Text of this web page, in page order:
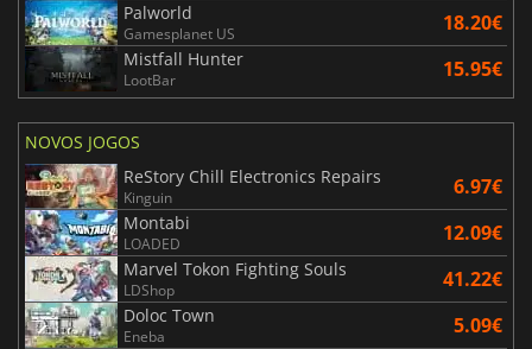
Palworld
Gamesplanet US 18.20€
Mistfall Hunter
LootBar 15.95€
NOVOS JOGOS
ReStory Chill Electronics Repairs
Kinguin 6.97€
Montabi
LOADED 12.09€
Marvel Tokon Fighting Souls
LDShop 41.22€
Doloc Town
Eneba 5.09€